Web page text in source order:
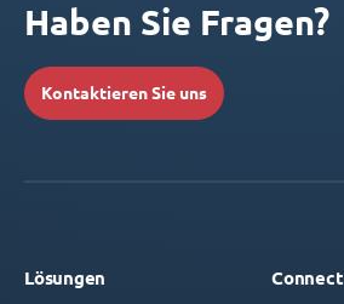
Haben Sie Fragen?
Kontaktieren Sie uns
Lösungen Connect